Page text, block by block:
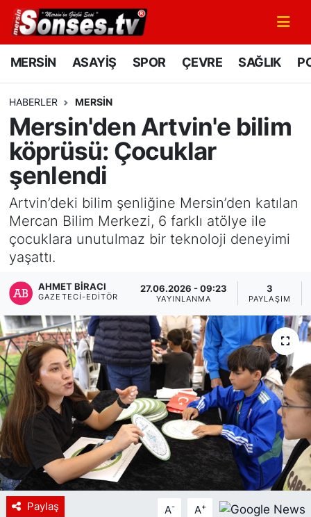
MERSİN ASAYİŞ SPOR ÇEVRE SAĞLIK
HABERLER MERSİN
Mersin'den Artvin'e bilim
köprüsü: Çocuklar
şenlendi
Artvin’deki bilim şenliğine Mersin’den katılan
Mercan Bilim Merkezi, 6 farklı atölye ile
çocuklara unutulmaz bir teknoloji deneyimi
yaşattı.
AHMET BIRACI
GAZETECI-EDITÖR
27.06.2026 - 09:23
YAYINLANMA
3
PAYLAŞIM
Paylaş A- A+
MERSİN
SPOR
GÜNÜN MANŞETİ
DÜNYA
KÜLTÜR - SANAT
MAGAZİN
SAĞLIK
Siyaset
YEREL HABER
Haberde insan
Tanıtım
Mersin Nöbetçi Eczaneler
Mersin Namaz Vakitleri
Mersin Trafik Yoğunluk Haritası
Süper Lig Puan Durumu ve Fikstür
Tüm Manşetler
Son Dakika Haberleri
Haber Arşivi